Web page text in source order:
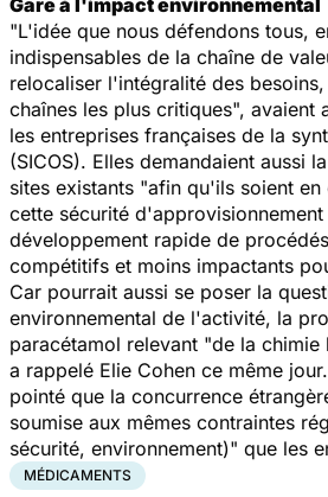
"L'idée que nous défendons tous,
indispensables de la chaîne de
relocaliser l'intégralité des
chaînes les plus critiques", avaient
les entreprises françaises de la
(SICOS). Elles demandaient aussi
sites existants "afin qu'ils soient
cette sécurité
développement rapide de
compétitifs et moins impactants
Car pourrait aussi se poser la
environnemental de l'activité, la
paracétamol relevant "de la chimie
a rappelé Elie Cohen ce même
pointé que la concurrence
soumise aux mêmes contraintes
sécurité, environnement)" que les
MÉDICAMENTS